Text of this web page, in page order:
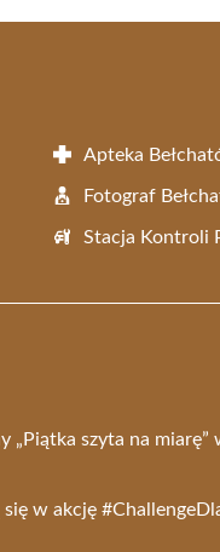
Apteka
Fotograf
Stacja Kontroli
„Piątka szyta na miarę”
w akcję